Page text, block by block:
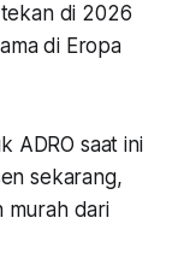
di 2026
di Eropa
ADRO saat ini
sekarang,
murah dari